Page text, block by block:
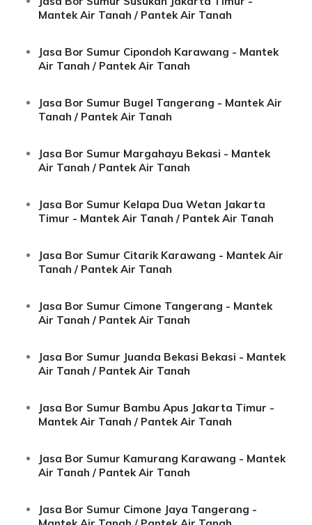
Mantek Air Tanah / Pantek Air Tanah
Jasa Bor Sumur Cipondoh Karawang - Mantek
Air Tanah / Pantek Air Tanah
Jasa Bor Sumur Bugel Tangerang - Mantek Air
Tanah / Pantek Air Tanah
Jasa Bor Sumur Margahayu Bekasi - Mantek
Air Tanah / Pantek Air Tanah
Jasa Bor Sumur Kelapa Dua Wetan Jakarta
Timur - Mantek Air Tanah / Pantek Air Tanah
Jasa Bor Sumur Citarik Karawang - Mantek Air
Tanah / Pantek Air Tanah
Jasa Bor Sumur Cimone Tangerang - Mantek
Air Tanah / Pantek Air Tanah
Jasa Bor Sumur Juanda Bekasi Bekasi - Mantek
Air Tanah / Pantek Air Tanah
Jasa Bor Sumur Bambu Apus Jakarta Timur -
Mantek Air Tanah / Pantek Air Tanah
Jasa Bor Sumur Kamurang Karawang - Mantek
Air Tanah / Pantek Air Tanah
Jasa Bor Sumur Cimone Jaya Tangerang -